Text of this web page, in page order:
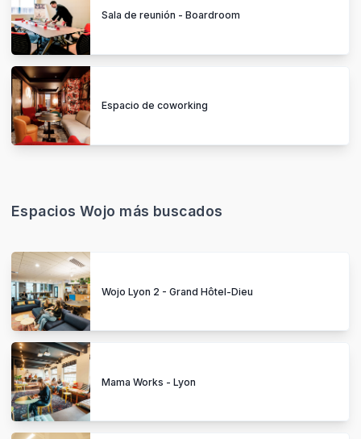
Sala de reunión - Boardroom
Espacio de coworking
Espacios Wojo más buscados
Wojo Lyon 2 - Grand Hôtel-Dieu
Mama Works - Lyon